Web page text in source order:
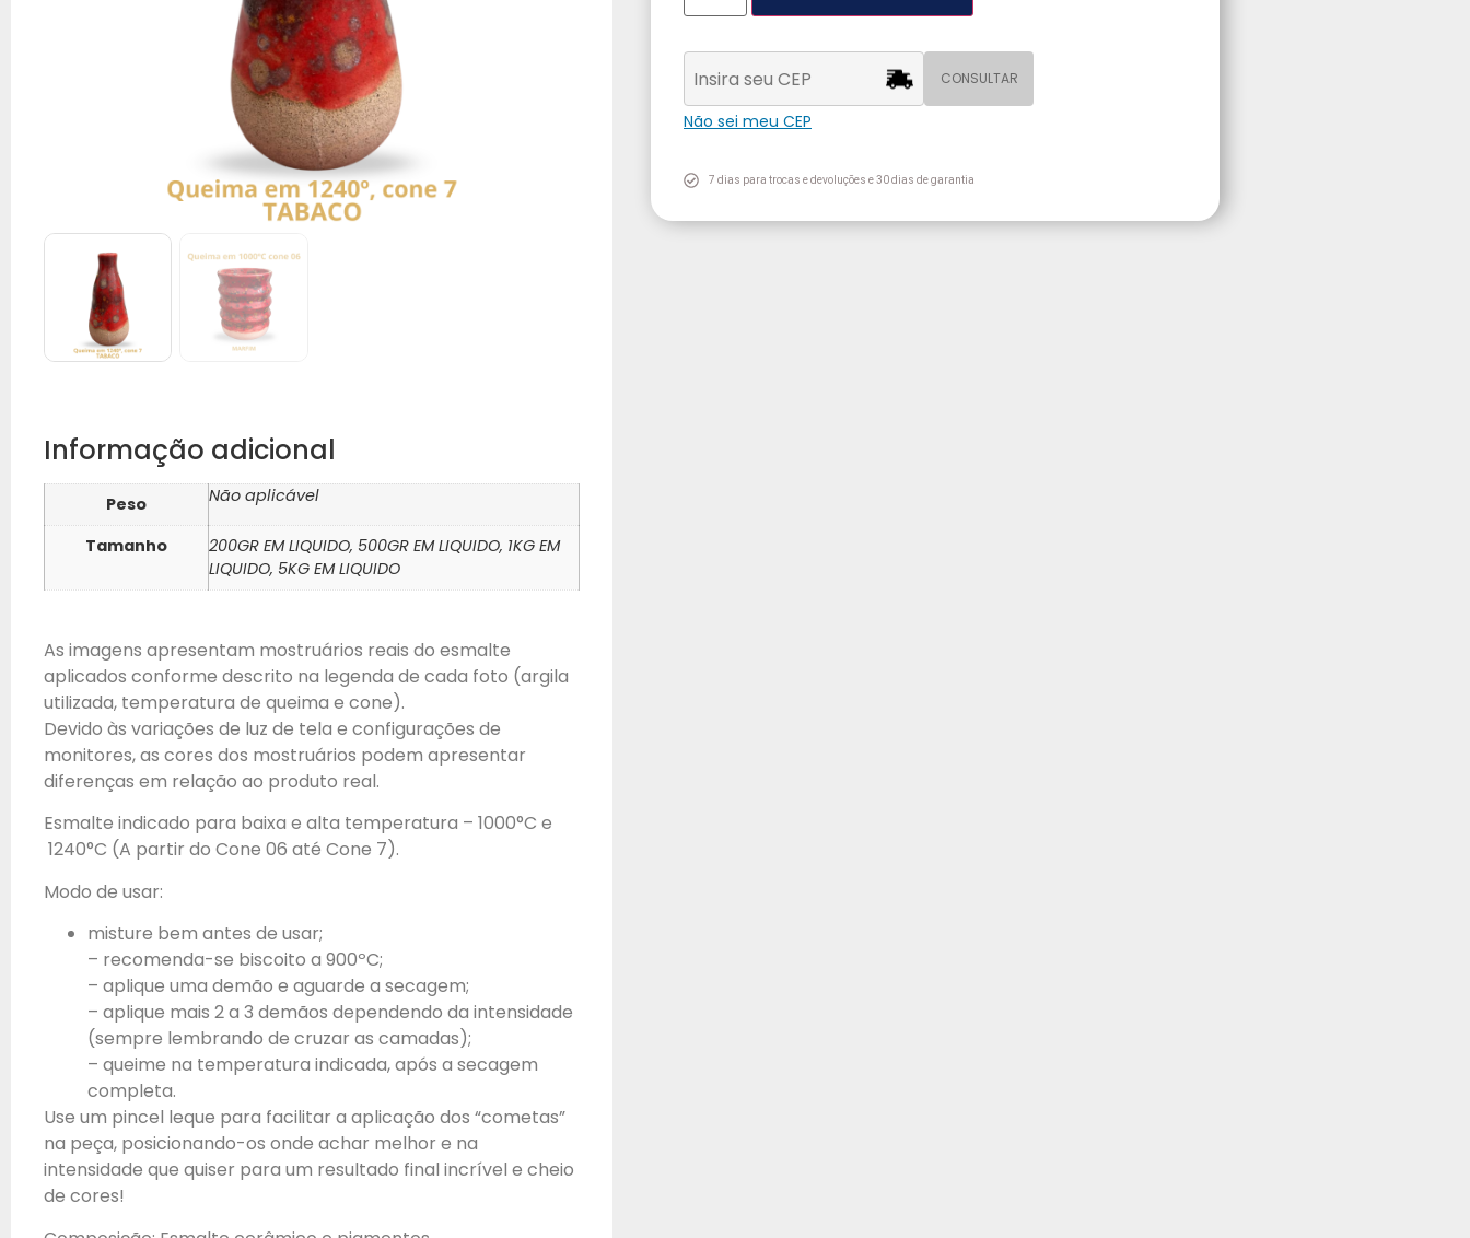
Informação adicional
Peso Não aplicável
Tamanho
200GR EM LIQUIDO, 500GR EM LIQUIDO, 1KG EM
LIQUIDO, 5KG EM LIQUIDO
As imagens apresentam mostruários reais do esmalte
aplicados conforme descrito na legenda de cada foto (argila
utilizada, temperatura de queima e cone).
Devido às variações de luz de tela e configurações de
monitores, as cores dos mostruários podem apresentar
diferenças em relação ao produto real.
Esmalte indicado para baixa e alta temperatura – 1000°C e
1240°C (A partir do Cone 06 até Cone 7).
Modo de usar:
misture bem antes de usar;
– recomenda-se biscoito a 900ºC;
– aplique uma demão e aguarde a secagem;
– aplique mais 2 a 3 demãos dependendo da intensidade
(sempre lembrando de cruzar as camadas);
– queime na temperatura indicada, após a secagem
completa.
Use um pincel leque para facilitar a aplicação dos “cometas”
na peça, posicionando-os onde achar melhor e na
intensidade que quiser para um resultado final incrível e cheio
de cores!
CONSULTAR
Não sei meu CEP
7 dias para trocas e devoluções e 30 dias de garantia